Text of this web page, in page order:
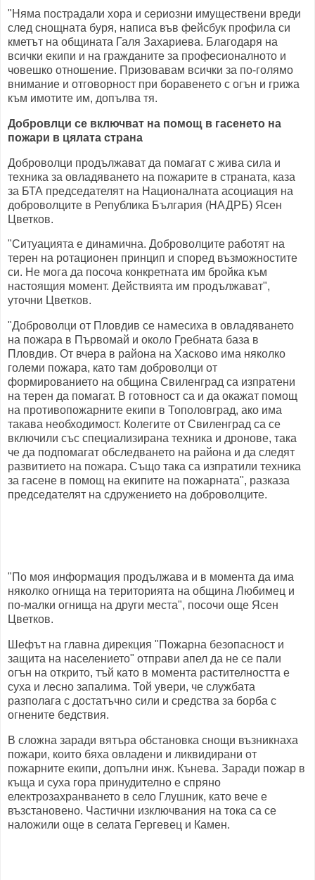
"Няма пострадали хора и сериозни имуществени вреди
след снощната буря, написа във фейсбук профила си
кметът на общината Галя Захариева. Благодаря на
всички екипи и на гражданите за професионалното и
човешко отношение. Призовавам всички за по-голямо
внимание и отговорност при боравенето с огън и грижа
към имотите им, допълва тя.
Добровлци се включват на помощ в гасенето на
пожари в цялата страна
Доброволци продължават да помагат с жива сила и
техника за овладяването на пожарите в страната, каза
за БТА председателят на Националната асоциация на
доброволците в Република България (НАДРБ) Ясен
Цветков.
"Ситуацията е динамична. Доброволците работят на
терен на ротационен принцип и според възможностите
си. Не мога да посоча конкретната им бройка към
настоящия момент. Действията им продължават",
уточни Цветков.
"Доброволци от Пловдив се намесиха в овладяването
на пожара в Първомай и около Гребната база в
Пловдив. От вчера в района на Хасково има няколко
големи пожара, като там доброволци от
формированието на община Свиленград са изпратени
на терен да помагат. В готовност са и да окажат помощ
на противопожарните екипи в Тополовград, ако има
такава необходимост. Колегите от Свиленград са се
включили със специализирана техника и дронове, така
че да подпомагат обследването на района и да следят
развитието на пожара. Също така са изпратили техника
за гасене в помощ на екипите на пожарната", разказа
председателят на сдружението на доброволците.
"По моя информация продължава и в момента да има
няколко огнища на територията на община Любимец и
по-малки огнища на други места", посочи още Ясен
Цветков.
Шефът на главна дирекция "Пожарна безопасност и
защита на населението" отправи апел да не се пали
огън на открито, тъй като в момента растителността е
суха и лесно запалима. Той увери, че службата
разполага с достатъчно сили и средства за борба с
огнените бедствия.
В сложна заради вятъра обстановка снощи възникнаха
пожари, които бяха овладени и ликвидирани от
пожарните екипи, допълни инж. Кънева. Заради пожар в
къща и суха гора принудително е спряно
електрозахранването в село Глушник, като вече е
възстановено. Частични изключвания на тока са се
наложили още в селата Гергевец и Камен.